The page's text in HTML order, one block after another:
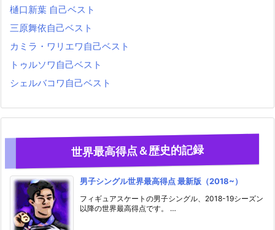
樋口新葉 自己ベスト
三原舞依自己ベスト
カミラ・ワリエワ自己ベスト
トゥルソワ自己ベスト
シェルバコワ自己ベスト
世界最高得点＆歴史的記録
男子シングル世界最高得点 最新版（2018~）
フィギュアスケートの男子シングル、2018-19シーズン
以降の世界最高得点です。 …